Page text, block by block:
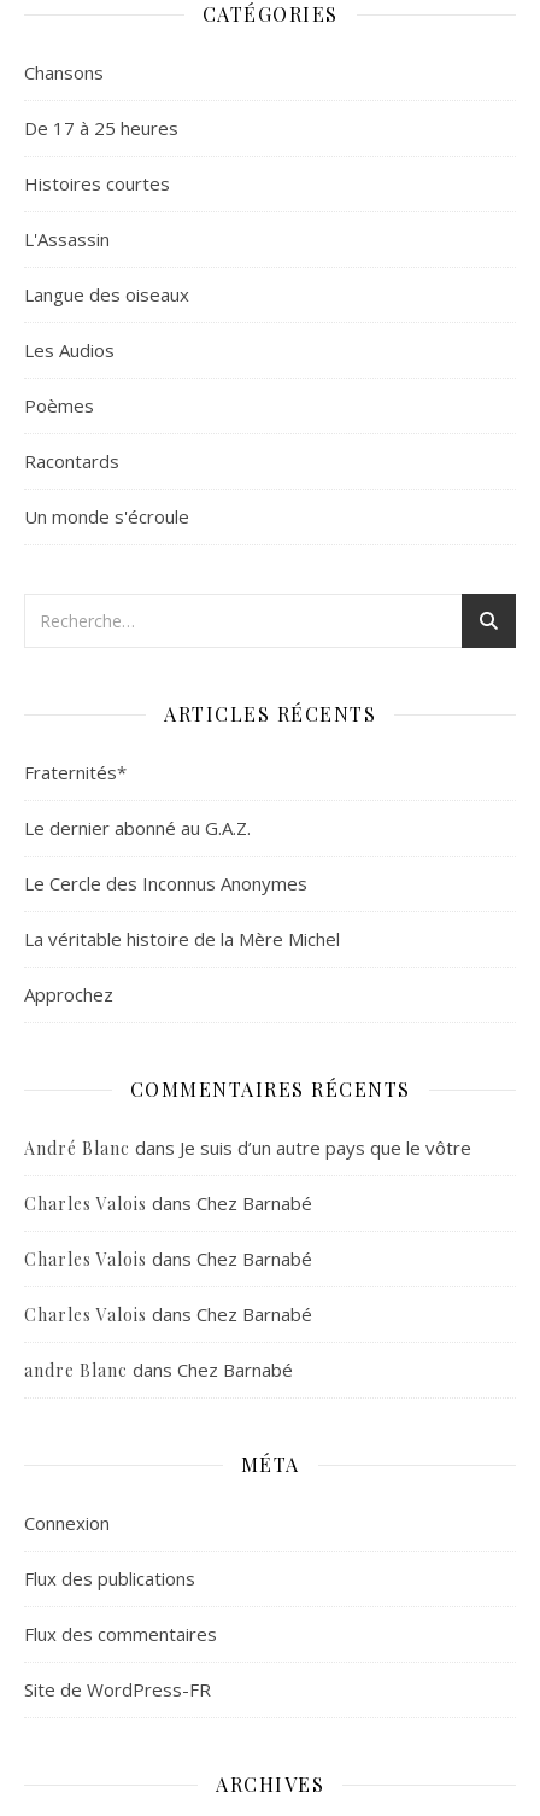
CATÉGORIES
Chansons
De 17 à 25 heures
Histoires courtes
L'Assassin
Langue des oiseaux
Les Audios
Poèmes
Racontards
Un monde s'écroule
ARTICLES RÉCENTS
Fraternités*
Le dernier abonné au G.A.Z.
Le Cercle des Inconnus Anonymes
La véritable histoire de la Mère Michel
Approchez
COMMENTAIRES RÉCENTS
André Blanc dans Je suis d’un autre pays que le vôtre
Charles Valois dans Chez Barnabé
Charles Valois dans Chez Barnabé
Charles Valois dans Chez Barnabé
andre Blanc dans Chez Barnabé
MÉTA
Connexion
Flux des publications
Flux des commentaires
Site de WordPress-FR
ARCHIVES